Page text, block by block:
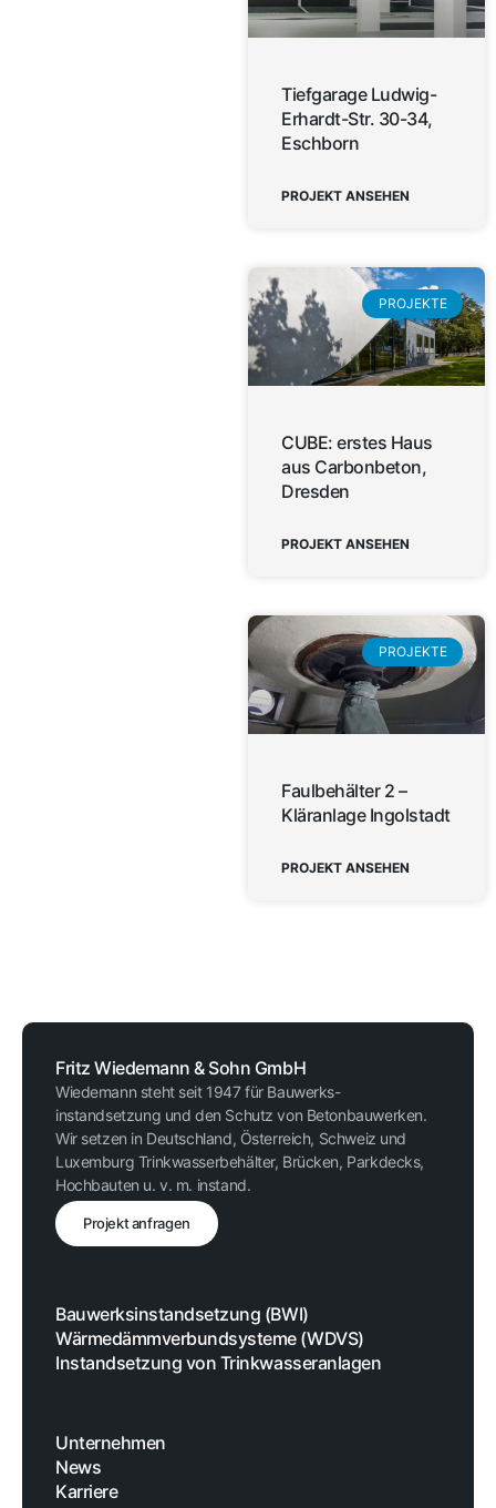
Tiefgarage Ludwig-
Erhardt-Str. 30-34,
Eschborn
PROJEKT ANSEHEN
PROJEKTE
CUBE: erstes Haus
aus Carbonbeton,
Dresden
PROJEKT ANSEHEN
PROJEKTE
Faulbehälter 2 –
Kläranlage Ingolstadt
PROJEKT ANSEHEN
Fritz Wiedemann & Sohn GmbH
Wiedemann steht seit 1947 für Bauwerks-
instandsetzung und den Schutz von Betonbauwerken.
Wir setzen in Deutschland, Österreich, Schweiz und
Luxemburg Trinkwasserbehälter, Brücken, Parkdecks,
Hochbauten u. v. m. instand.
Projekt anfragen
Bauwerksinstandsetzung (BWI)
Wärmedämmverbundsysteme (WDVS)
Instandsetzung von Trinkwasseranlagen
Unternehmen
News
Karriere